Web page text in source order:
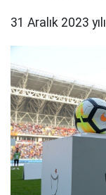
31 Aralık 2023